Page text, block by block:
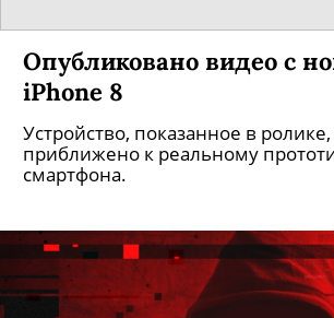
Опубликовано видео с
iPhone 8
Устройство, показанное в
приближено к реальному
смартфона.